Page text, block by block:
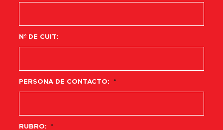
Nº DE CUIT:
PERSONA DE CONTACTO: *
RUBRO: *